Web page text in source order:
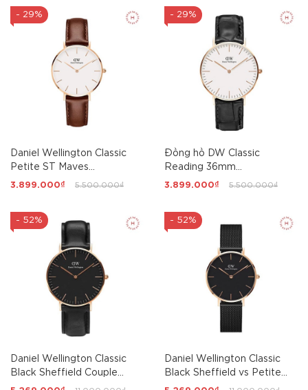
- 29%
Daniel Wellington Classic
Petite ST Maves
32mm/28mm Nữ
3.899.000₫ 5.500.000₫
- 29%
Đồng hồ DW Classic
Reading 36mm
DW00100041 Unisex
3.899.000₫ 5.500.000₫
- 52%
Daniel Wellington Classic
Black Sheffield Couple
36mm/40mm
- 52%
Daniel Wellington Classic
Black Sheffield vs Petite
Ashfield Couple